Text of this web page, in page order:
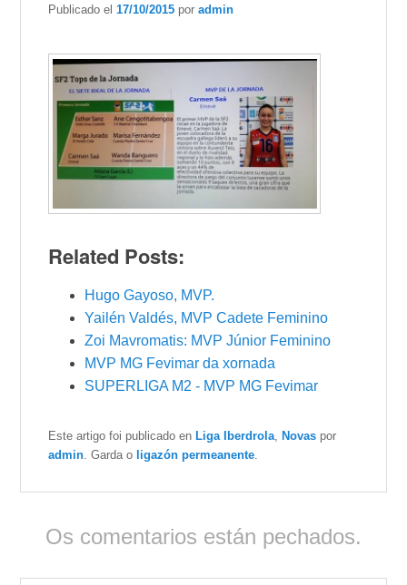
Publicado el17/10/2015 poradmin
Related Posts:
Hugo Gayoso, MVP.
Yailén Valdés, MVP Cadete Feminino
Zoi Mavromatis: MVP Júnior Feminino
MVP MG Fevimar da xornada
SUPERLIGA M2 - MVP MG Fevimar
Este artigo foi publicado en Liga Iberdrola, Novas por
admin. Garda o ligazón permeanente.
Os comentarios están pechados.